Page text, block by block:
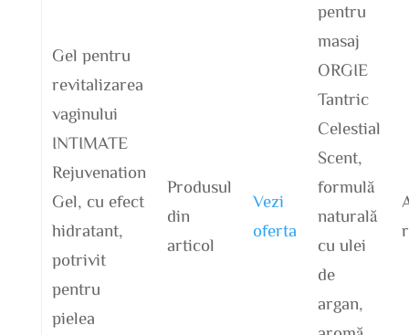
Gel pentru
revitalizarea
vaginului
INTIMATE
Rejuvenation
Gel, cu efect
hidratant,
potrivit
pentru
pielea
Produsul
din
articol
Vezi
oferta
pentru
masaj
ORGIE
Tantric
Celestial
Scent,
formulă
naturală
cu ulei
de
argan,